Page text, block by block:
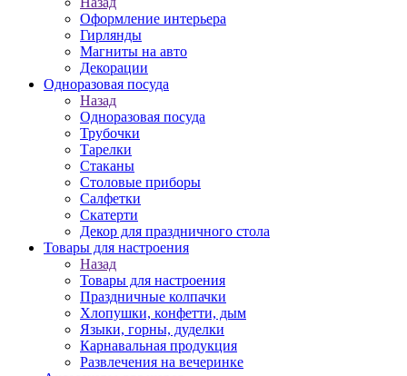
Оформление интерьера
Гирлянды
Магниты на авто
Декорации
Одноразовая посуда
Назад
Одноразовая посуда
Трубочки
Тарелки
Стаканы
Столовые приборы
Салфетки
Скатерти
Декор для праздничного стола
Товары для настроения
Назад
Товары для настроения
Праздничные колпачки
Хлопушки, конфетти, дым
Языки, горны, дуделки
Карнавальная продукция
Развлечения на вечеринке